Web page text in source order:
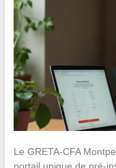
Le GRETA-CFA